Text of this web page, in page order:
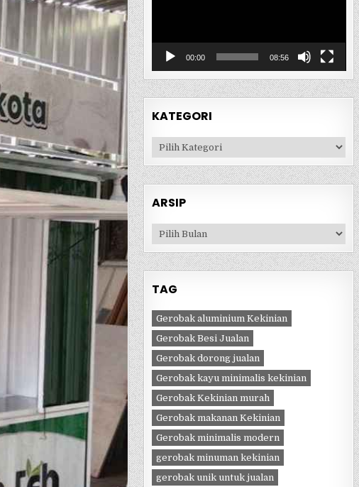
00:00 08:56
KATEGORI
Kategori
ARSIP
Arsip
TAG
Gerobak aluminium Kekinian
Gerobak Besi Jualan
Gerobak dorong jualan
Gerobak kayu minimalis kekinian
Gerobak Kekinian murah
Gerobak makanan Kekinian
Gerobak minimalis modern
gerobak minuman kekinian
gerobak unik untuk jualan